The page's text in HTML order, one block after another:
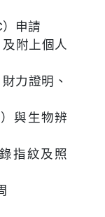
申請
附上個人
力證明、
與生物辨
指紋及照